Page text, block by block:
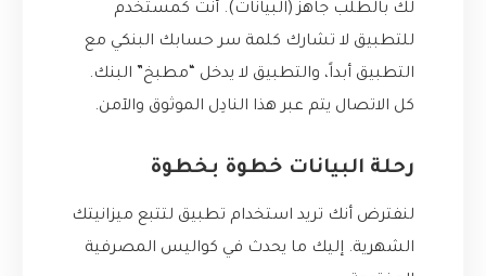
لك بالطلب جاهز (البيانات). أنت كمستخدم
للتطبيق لا تشارك كلمة سر حسابك البنكي مع
التطبيق أبداً، والتطبيق لا يدخل “مطبخ” البنك.
كل الاتصال يتم عبر هذا النادِل الموثوق والآمن.
رحلة البيانات خطوة بخطوة
لنفترض أنك تريد استخدام تطبيق لتتبع ميزانيتك
الشهرية. إليك ما يحدث في كواليس المصرفية